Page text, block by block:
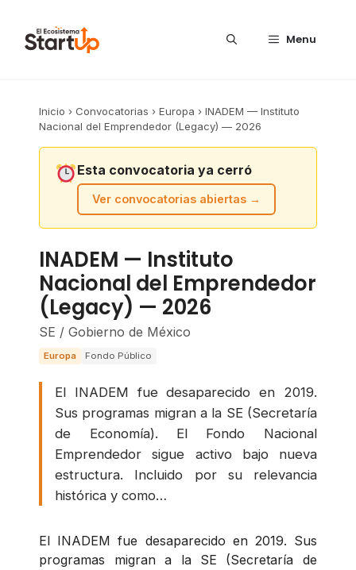
Menu
Inicio ›Convocatorias ›Europa ›INADEM — Instituto
Nacional del Emprendedor (Legacy) — 2026
Esta convocatoria ya cerró
Ver convocatorias abiertas →
INADEM — Instituto
Nacional del Emprendedor
(Legacy) — 2026
SE / Gobierno de México
Europa Fondo Público
El INADEM fue desaparecido en 2019.
Sus programas migran a la SE (Secretaría
de Economía). El Fondo Nacional
Emprendedor sigue activo bajo nueva
estructura. Incluido por su relevancia
histórica y como…
El INADEM fue desaparecido en 2019. Sus
programas migran a la SE (Secretaría de